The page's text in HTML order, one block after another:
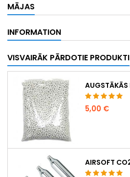
MĀJAS
INFORMATION
VISVAIRĀK PĀRDOTIE PRODUKTI
5,00 €